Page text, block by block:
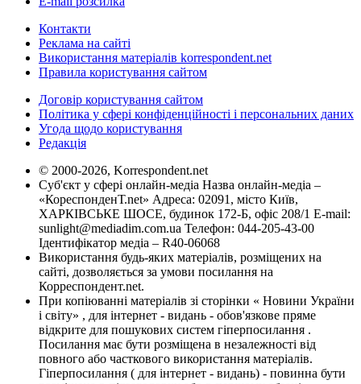
Контакти
Реклама на сайті
Використання матеріалів korrespondent.net
Правила користування сайтом
Договір користування сайтом
Політика у сфері конфіденційності і персональних даних
Угода щодо користування
Редакція
© 2000-2026, Korrespondent.net
Суб'єкт у сфері онлайн-медіа Назва онлайн-медіа –
«КореспонденТ.net» Адреса: 02091, місто Київ,
ХАРКІВСЬКЕ ШОСЕ, будинок 172-Б, офіс 208/1 E-mail:
sunlight@mediadim.com.ua Телефон: 044-205-43-00
Ідентифікатор медіа – R40-06068
Використання будь-яких матеріалів, розміщених на
сайті, дозволяється за умови посилання на
Корреспондент.net.
При копіюванні матеріалів зі сторінки « Новини України
і світу» , для інтернет - видань - обов'язкове пряме
відкрите для пошукових систем гіперпосилання .
Посилання має бути розміщена в незалежності від
повного або часткового використання матеріалів.
Гіперпосилання ( для інтернет - видань) - повинна бути